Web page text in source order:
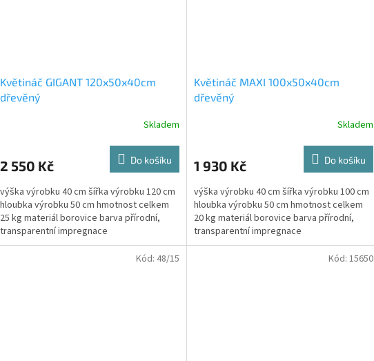
Květináč GIGANT 120x50x40cm
dřevěný
Skladem
2 550 Kč Do košíku
výška výrobku 40 cm šířka výrobku 120 cm
hloubka výrobku 50 cm hmotnost celkem
25 kg materiál borovice barva přírodní,
transparentní impregnace
Květináč MAXI 100x50x40cm
dřevěný
Skladem
1 930 Kč Do košíku
výška výrobku 40 cm šířka výrobku 100 cm
hloubka výrobku 50 cm hmotnost celkem
20 kg materiál borovice barva přírodní,
transparentní impregnace
Kód: 48/15 Kód: 15650